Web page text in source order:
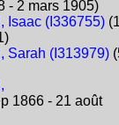
- 2 mars 1905)
Isaac (I336755)
Sarah (I313979)
1866 - 21 août